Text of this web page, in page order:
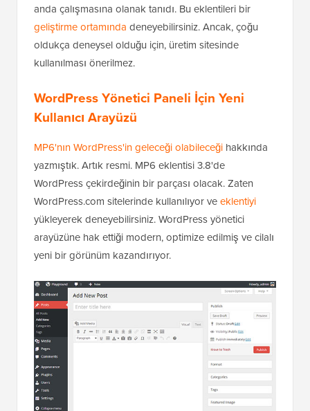
anda çalışmasına olanak tanıdı. Bu eklentileri bir
geliştirme ortamında deneyebilirsiniz. Ancak, çoğu
oldukça deneysel olduğu için, üretim sitesinde
kullanılması önerilmez.
WordPress Yönetici Paneli İçin Yeni
Kullanıcı Arayüzü
MP6'nın WordPress'in geleceği olabileceği hakkında
yazmıştık. Artık resmi. MP6 eklentisi 3.8'de
WordPress çekirdeğinin bir parçası olacak. Zaten
WordPress.com sitelerinde kullanılıyor veeklentiyi
yükleyerek deneyebilirsiniz. WordPress yönetici
arayüzüne hak ettiği modern, optimize edilmiş ve cilalı
yeni bir görünüm kazandırıyor.